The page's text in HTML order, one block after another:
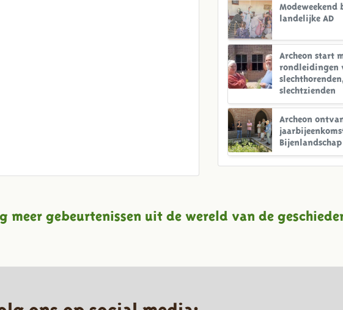
Modeweekend
landelijke AD
Archeon start
rondleidingen
slechtzienden
Archeon
Bijenlandschap
meer gebeurtenissen uit de wereld van de
ons op social media: